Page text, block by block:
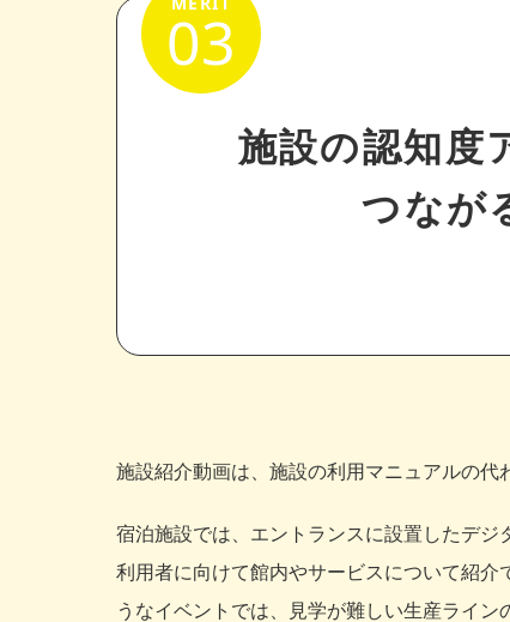
03
施設の認知度
つなが
施設紹介動画は、施設の利用マニュアルの代
宿泊施設では、エントランスに設置したデジ
利用者に向けて館内やサービスについて紹介
うなイベントでは、見学が難しい生産ライン